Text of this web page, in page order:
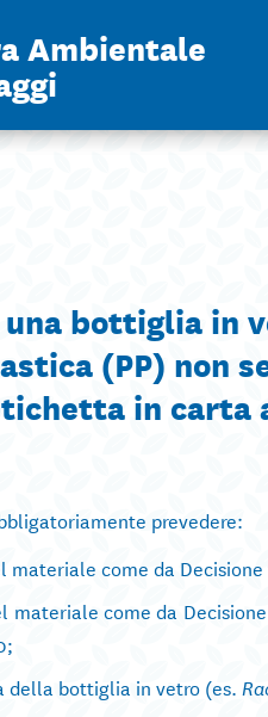
Ambientale
bottiglia in
(PP) non
in carta
prevedere:
come da
materiale come da
della bottiglia in vetro (es.